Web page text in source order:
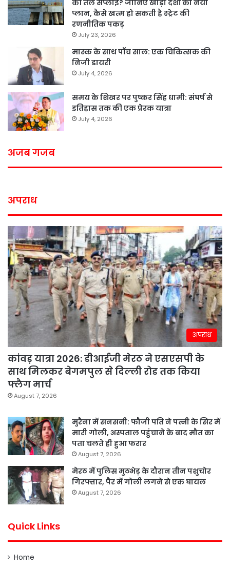
की तेल सप्लाई? जानिए खाड़ी देशों का नया
प्लान, कैसे खत्म हो सकती है स्ट्रेट की
रणनीतिक पकड़
July 23, 2026
मास्क के साथ पॉच साल: एक चिकित्सक की
निजी डायरी
July 4, 2026
समय के शिखर पर पुष्कर सिंह धामी: संघर्ष से
इतिहास तक की एक प्रेरक यात्रा
July 4, 2026
अजब गजब
अपराध
अपराध
कांवड़ यात्रा 2026: डीआईजी मेरठ ने एसएसपी के
साथ मिलकर बेगमपुल से दिल्ली रोड तक किया
फ्लैग मार्च
August 7, 2026
मुरैना में सनसनी: फौजी पति ने पत्नी के सिर में
मारी गोली, अस्पताल पहुंचाने के बाद मौत का
पता चलते ही हुआ फरार
August 7, 2026
मेरठ में पुलिस मुठभेड़ के दौरान तीन पशुचोर
गिरफ्तार, पैर में गोली लगने से एक घायल
August 7, 2026
Quick Links
Home